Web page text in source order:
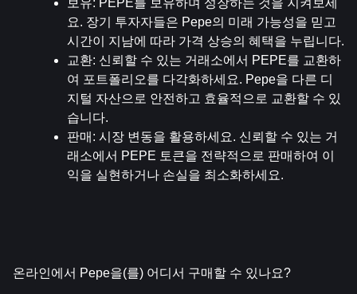
보유: PEPE를 보유하며 성장하는 것을 지켜보세
요. 장기 투자자들은 Pepe의 미래 가능성을 믿고
시간이 지남에 따라 가격 상승의 혜택을 누립니다.
교환: 신뢰할 수 있는 거래소에서 PEPE를 교환하
여 포트폴리오를 다각화하세요. Pepe을 다른 디
지털 자산으로 안전하고 효율적으로 교환할 수 있
습니다.
판매 : 시장 변동을 활용하세요. 신뢰할 수 있는 거
래소에서 PEPE 토큰을 전략적으로 판매하여 이
익을 실현하거나 손실을 최소화하세요.
온라인에서 Pepe을(를) 어디서 구매할 수 있나요?